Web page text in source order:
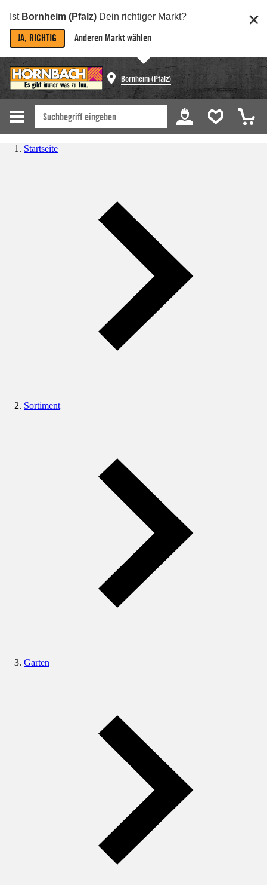
Ist Bornheim (Pfalz) Dein richtiger Markt?
JA, RICHTIG Anderen Markt wählen
Bornheim (Pfalz)
Startseite
Sortiment
Garten